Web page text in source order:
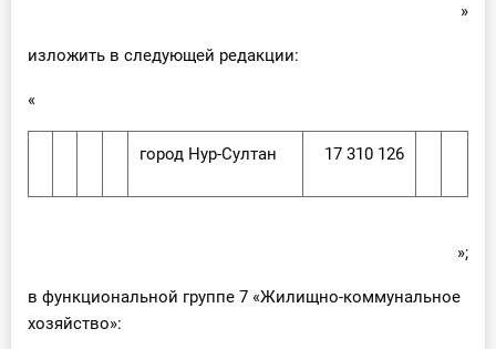
»
изложить в следующей редакции:
«
город Нур-Султан 17 310 126
»;
в функциональной группе 7 «Жилищно-коммунальное
хозяйство»: